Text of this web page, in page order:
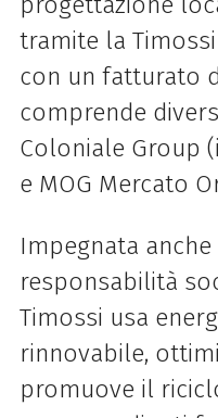
tramite la Timossi
con un fatturato
comprende
Coloniale Group
e MOG Mercato
Impegnata
responsabilità
Timossi usa
rinnovabile,
promuove il